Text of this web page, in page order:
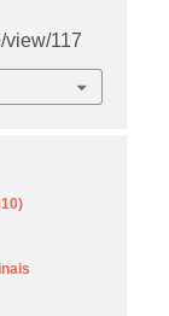
view/117